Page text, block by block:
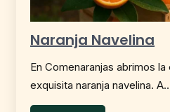
Naranja Navelina
En Comenaranjas abrimos
exquisita naranja navelina.